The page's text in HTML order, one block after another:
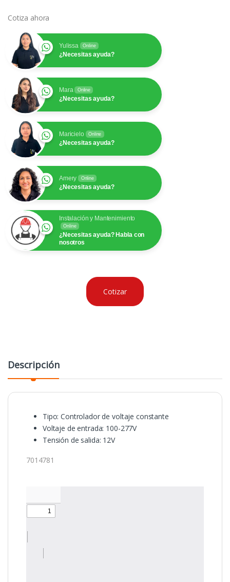
Cotiza ahora
Yulissa Online
¿Necesitas ayuda?
Mara Online
¿Necesitas ayuda?
Maricielo Online
¿Necesitas ayuda?
Amery Online
¿Necesitas ayuda?
Instalación y Mantenimiento
Online
¿Necesitas ayuda? Habla con
nosotros
Cotizar
Descripción
Tipo: Controlador de voltaje constante
Voltaje de entrada: 100-277V
Tensión de salida: 12V
7014781